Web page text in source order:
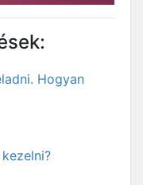
Hogyan